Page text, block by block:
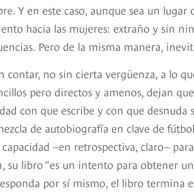
Y en este caso, aunque sea un
hacia las mujeres: extraño y sin
Pero de la misma manera,
no sin cierta vergüenza, a lo
pero directos y amenos, dejan
con que escribe y con que desnuda
de autobiografía en clave de
–en retrospectiva, claro–
su libro “es un intento para obtener
por sí mismo, el libro termina